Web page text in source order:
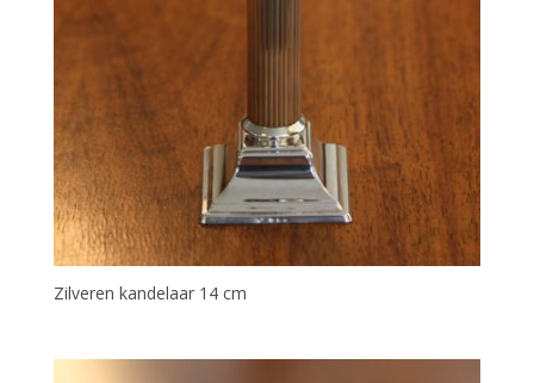
Zilveren kandelaar 14 cm